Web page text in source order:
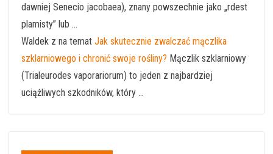
dawniej Senecio jacobaea), znany powszechnie jako „rdest
plamisty” lub ...
Waldek z na temat Jak skutecznie zwalczać mączlika
szklarniowego i chronić swoje rośliny? Mączlik szklarniowy
(Trialeurodes vaporariorum) to jeden z najbardziej
uciążliwych szkodników, który ...